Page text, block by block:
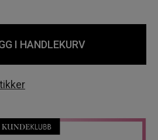
I HANDLEKURV